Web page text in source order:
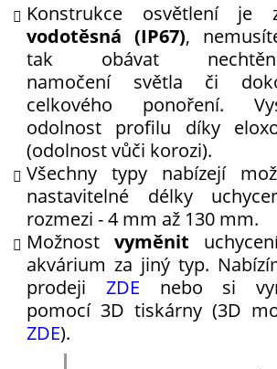
Konstrukce osvětlení je
vodotěsná (IP67),
tak obávat
namočení světla či
celkového ponoření.
odolnost profilu díky
(odolnost vůči korozi).
Všechny typy nabízejí
nastavitelné délky
rozmezi - 4 mm až 130 mm.
Možnost vyměnit
akvárium za jiný typ.
prodeji ZDE nebo si
pomocí 3D tiskárny (3D
ZDE).